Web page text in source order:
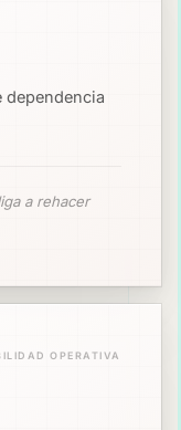
dependencia
a rehacer
OPERATIVA